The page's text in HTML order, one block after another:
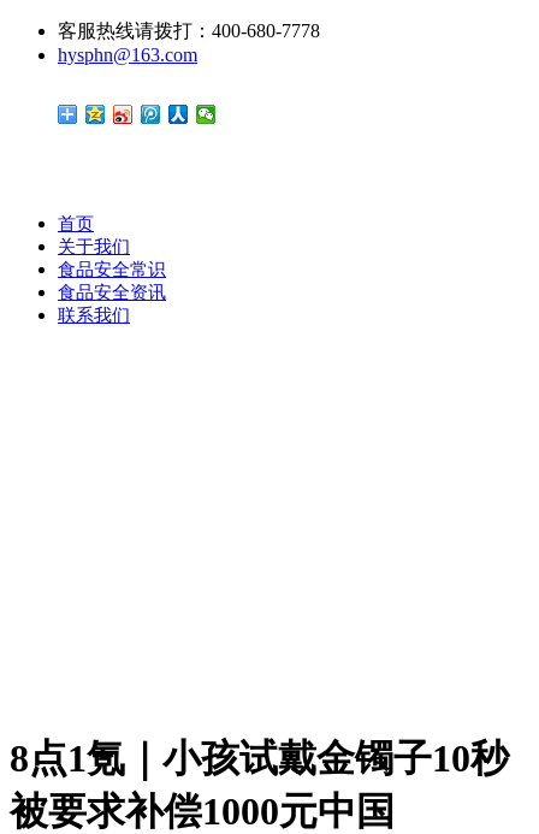
客服热线请拨打：400-680-7778
hysphn@163.com
首页
关于我们
食品安全常识
食品安全资讯
联系我们
8点1氪｜小孩试戴金镯子10秒
被要求补偿1000元中国